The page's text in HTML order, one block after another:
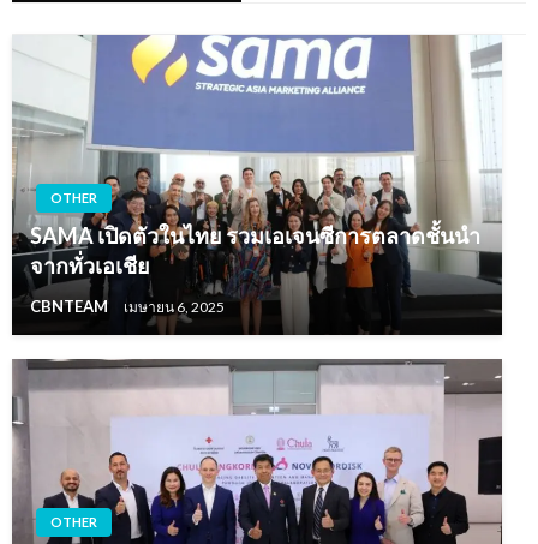
OTHER
SAMA เปิดตัวในไทย รวมเอเจนซีการตลาดชั้นนำ
จากทั่วเอเชีย
CBNTEAM เมษายน 6, 2025
OTHER